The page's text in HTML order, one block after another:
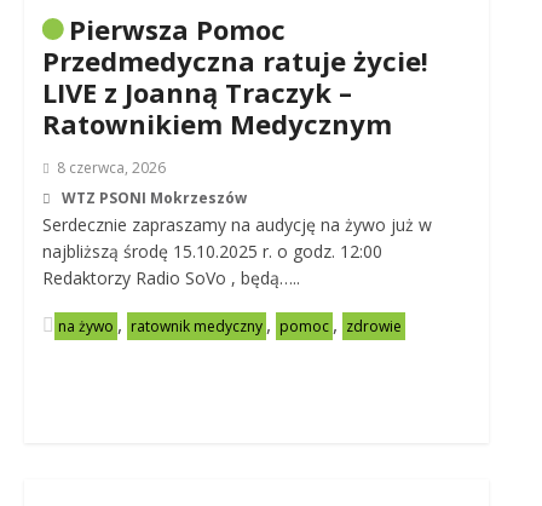
Pierwsza Pomoc
Przedmedyczna ratuje życie!
LIVE z Joanną Traczyk –
Ratownikiem Medycznym
8 czerwca, 2026
WTZ PSONI Mokrzeszów
Serdecznie zapraszamy na audycję na żywo już w
najbliższą środę 15.10.2025 r. o godz. 12:00
Redaktorzy Radio SoVo , będą…..
na żywo , ratownik medyczny , pomoc , zdrowie